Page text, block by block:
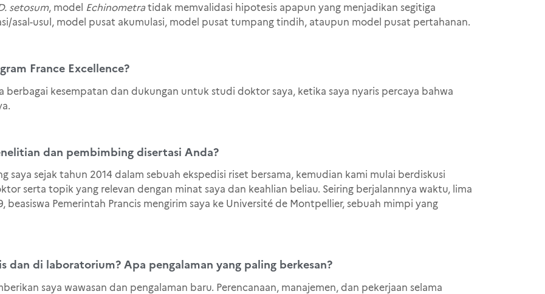
setosum, model Echinometra tidak memvalidasi hipotesis apapun yang menjadikan segitiga
asal-usul, model pusat akumulasi, model pusat tumpang tindih, ataupun model pusat pertahanan.
France Excellence?
berbagai kesempatan dan dukungan untuk studi doktor saya, ketika saya nyaris percaya bahwa
dan pembimbing disertasi Anda?
saya sejak tahun 2014 dalam sebuah ekspedisi riset bersama, kemudian kami mulai berdiskusi
serta topik yang relevan dengan minat saya dan keahlian beliau. Seiring berjalannnya waktu, lima
Pemerintah Prancis mengirim saya ke Université de Montpellier, sebuah mimpi yang
dan di laboratorium? Apa pengalaman yang paling berkesan?
saya wawasan dan pengalaman baru. Perencanaan, manajemen, dan pekerjaan selama